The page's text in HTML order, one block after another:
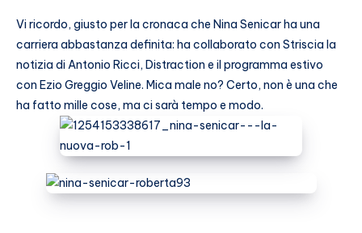
Vi ricordo, giusto per la cronaca che Nina Senicar ha una
carriera abbastanza definita: ha collaborato con Striscia la
notizia di Antonio Ricci, Distraction e il programma estivo
con Ezio Greggio Veline. Mica male no? Certo, non è una che
ha fatto mille cose, ma ci sarà tempo e modo.